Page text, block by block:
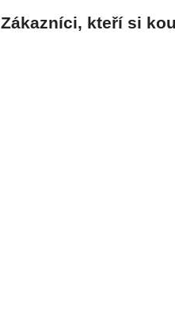
Zákazníci, kteří si